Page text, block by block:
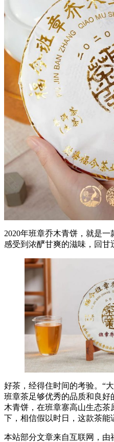
2020年班章乔木青饼，就是
感受到浓酽甘爽的滋味，回甘
好茶，经得住时间的考验。“
班章茶足够优秀的品质和良好
木青饼，在班章寨高山生态
下，相信假以时日，这款茶能
本站部分文章来自互联网，